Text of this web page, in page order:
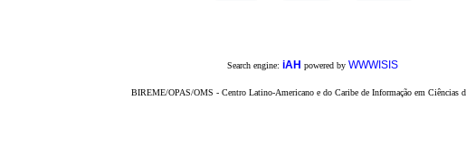
Search engine: iAH powered by WWWISIS
BIREME/OPAS/OMS - Centro Latino-Americano e do Caribe de Informação em Ciências